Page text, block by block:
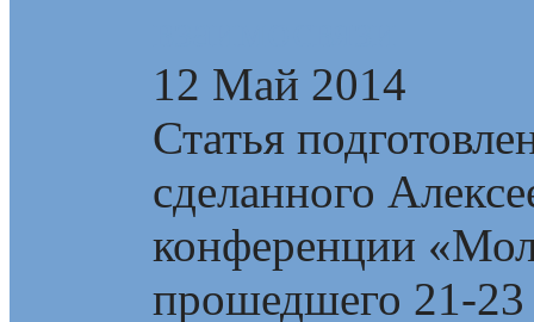
12 Май 2014
Статья
сделанного
конференции
прошедшего 21-23